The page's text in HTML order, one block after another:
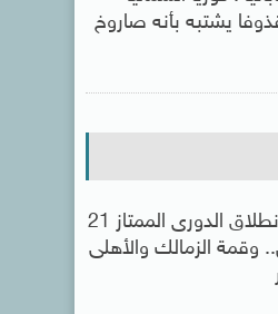
يشتبه بأنه صاروخ
رسميًا.. انطلاق الدورى الممتاز 21
الزمالك والأهلى